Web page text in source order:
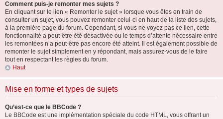
Comment puis-je remonter mes sujets ?
En cliquant sur le lien « Remonter le sujet » lorsque vous êtes en train de
consulter un sujet, vous pouvez remonter celui-ci en haut de la liste des sujets,
à la première page du forum. Cependant, si vous ne voyez pas ce lien, cette
fonctionnalité a peut-être été désactivée ou le temps d’attente nécessaire entre
les remontées n’a peut-être pas encore été atteint. Il est également possible de
remonter le sujet simplement en y répondant, mais assurez-vous de le faire
tout en respectant les règles du forum.
Haut
Mise en forme et types de sujets
Qu’est-ce que le BBCode ?
Le BBCode est une implémentation spéciale du code HTML, vous offrant un